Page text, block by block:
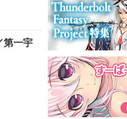
第一宇